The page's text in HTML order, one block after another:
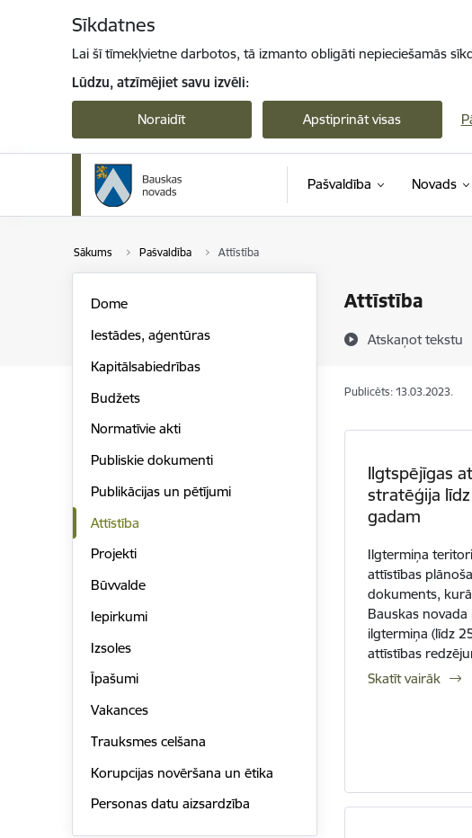
Sīkdatnes
Lai šī tīmekļvietne darbotos, tā izmanto obligāti nepieciešamās
Lūdzu, atzīmējiet savu izvēli:
Noraidīt Apstiprināt visas
Pašvaldība Novads
Sākums Pašvaldība Attīstība
Attīstība
Atskaņot tekstu
Dome
Iestādes, aģentūras
Kapitālsabiedrības
Budžets
Normatīvie akti
Publiskie dokumenti
Publikācijas un pētījumi
Attīstība
Projekti
Būvvalde
Iepirkumi
Izsoles
Īpašumi
Vakances
Trauksmes celšana
Korupcijas novēršana un ētika
Personas datu aizsardzība
Publicēts: 13.03.2023.
Ilgtspējīgas
stratēģija
gadam
Ilgtermiņa
attīstības
dokuments,
Bauskas novada
ilgtermiņa (līdz
attīstības
Skatīt vairāk